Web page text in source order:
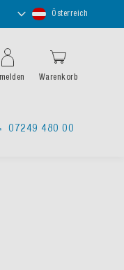
Store
auswählen
Österreich
Warenkorb
07249 480 00